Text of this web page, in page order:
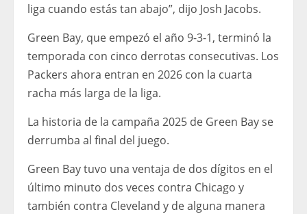
liga cuando estás tan abajo”, dijo Josh Jacobs.
Green Bay, que empezó el año 9-3-1, terminó la
temporada con cinco derrotas consecutivas. Los
Packers ahora entran en 2026 con la cuarta
racha más larga de la liga.
La historia de la campaña 2025 de Green Bay se
derrumba al final del juego.
Green Bay tuvo una ventaja de dos dígitos en el
último minuto dos veces contra Chicago y
también contra Cleveland y de alguna manera